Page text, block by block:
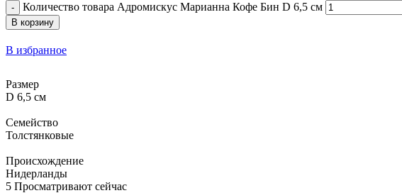
Количество товара Адромискус Марианна Кофе Бин D 6,5 см
В корзину
В избранное
Размер
D 6,5 см
Семейство
Толстянковые
Происхождение
Нидерланды
5 Просматривают сейчас